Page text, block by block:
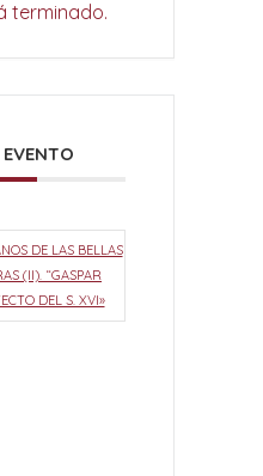
terminado.
DE LAS BELLAS
(II). “GASPAR
DEL S. XVI»